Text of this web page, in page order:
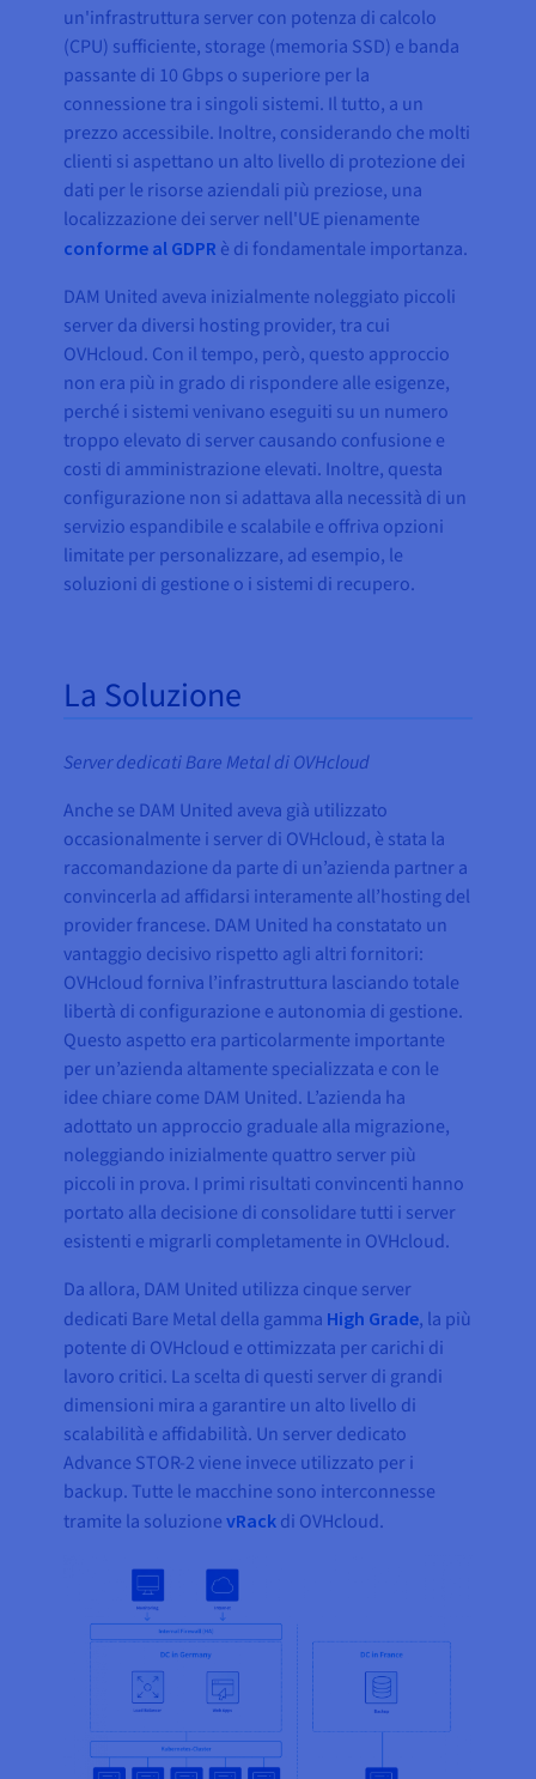
un'infrastruttura server con potenza di calcolo
(CPU) sufficiente, storage (memoria SSD) e banda
passante di 10 Gbps o superiore per la
connessione tra i singoli sistemi. Il tutto, a un
prezzo accessibile. Inoltre, considerando che molti
clienti si aspettano un alto livello di protezione dei
dati per le risorse aziendali più preziose, una
localizzazione dei server nell'UE pienamente
conforme al GDPR è di fondamentale importanza.
DAM United aveva inizialmente noleggiato piccoli
server da diversi hosting provider, tra cui
OVHcloud. Con il tempo, però, questo approccio
non era più in grado di rispondere alle esigenze,
perché i sistemi venivano eseguiti su un numero
troppo elevato di server causando confusione e
costi di amministrazione elevati. Inoltre, questa
configurazione non si adattava alla necessità di un
servizio espandibile e scalabile e offriva opzioni
limitate per personalizzare, ad esempio, le
soluzioni di gestione o i sistemi di recupero.
La Soluzione
Server dedicati Bare Metal di OVHcloud
Anche se DAM United aveva già utilizzato
occasionalmente i server di OVHcloud, è stata la
raccomandazione da parte di un’azienda partner a
convincerla ad affidarsi interamente all’hosting del
provider francese. DAM United ha constatato un
vantaggio decisivo rispetto agli altri fornitori:
OVHcloud forniva l’infrastruttura lasciando totale
libertà di configurazione e autonomia di gestione.
Questo aspetto era particolarmente importante
per un’azienda altamente specializzata e con le
idee chiare come DAM United. L’azienda ha
adottato un approccio graduale alla migrazione,
noleggiando inizialmente quattro server più
piccoli in prova. I primi risultati convincenti hanno
portato alla decisione di consolidare tutti i server
esistenti e migrarli completamente in OVHcloud.
Da allora, DAM United utilizza cinque server
dedicati Bare Metal della gamma High Grade, la più
potente di OVHcloud e ottimizzata per carichi di
lavoro critici. La scelta di questi server di grandi
dimensioni mira a garantire un alto livello di
scalabilità e affidabilità. Un server dedicato
Advance STOR-2 viene invece utilizzato per i
backup. Tutte le macchine sono interconnesse
tramite la soluzionevRack di OVHcloud.